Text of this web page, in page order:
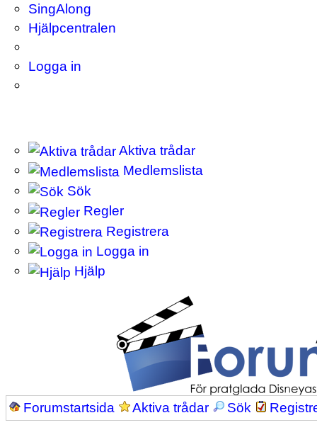
SingAlong
Hjälpcentralen
Logga in
Aktiva trådar
Medlemslista
Sök
Regler
Registrera
Logga in
Hjälp
Forumstartsida Aktiva trådar Sök